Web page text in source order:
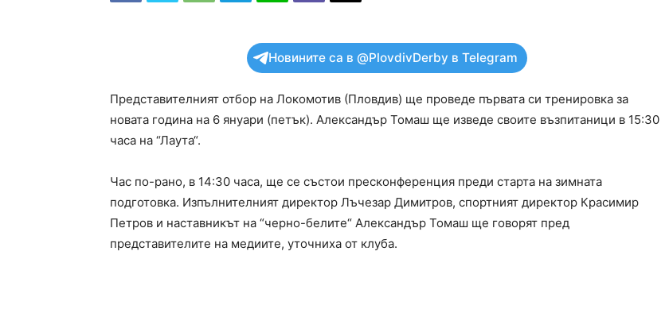
Новините са в @PlovdivDerby в Telegram
Представителният отбор на Локомотив (Пловдив) ще проведе първата си тренировка за
новата година на 6 януари (петък). Александър Томаш ще изведе своите възпитаници в 15:30
часа на “Лаута“.
Час по-рано, в 14:30 часа, ще се състои пресконференция преди старта на зимната
подготовка. Изпълнителният директор Лъчезар Димитров, спортният директор Красимир
Петров и наставникът на “черно-белите“ Александър Томаш ще говорят пред
представителите на медиите, уточниха от клуба.